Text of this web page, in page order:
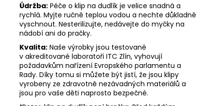
Údržba: Péče o klip na dudlík je velice snadná a
rychlá. Myjte ručně teplou vodou a nechte důkladně
vyschnout. Nesterilizujte, nedávejte do myčky na
nádobí ani do pračky.
Kvalita: Naše výrobky jsou testované
v akreditované laboratoři ITC Zlín, vyhovují
požadavkům nařízení Evropského parlamentu a
Rady. Díky tomu si můžete být jistí, že jsou klipy
vyrobeny ze zdravotně nezávadných materiálů a
jsou pro vaše děti naprosto bezpečné.